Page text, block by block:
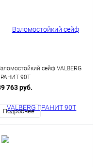
сейф VALBERG
90Т
763 руб.
Подробнее